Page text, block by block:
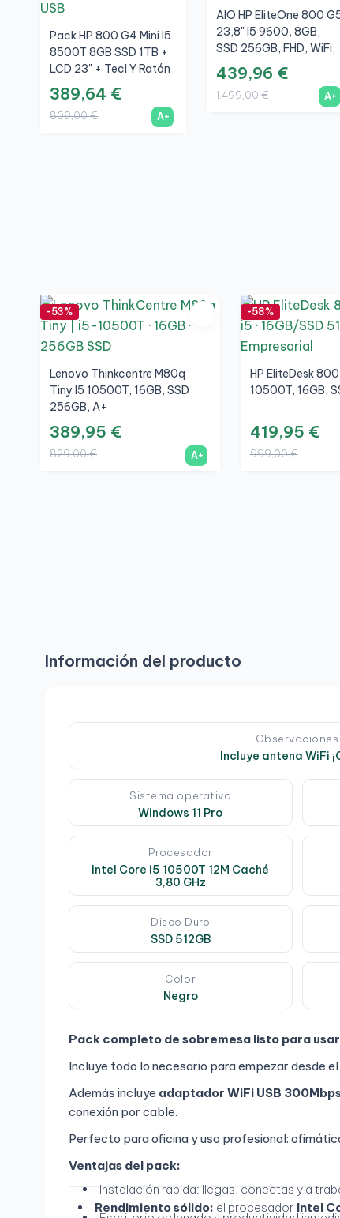
Pack HP 800 G4 Mini I5
8500T 8GB SSD 1TB +
LCD 23" + Tecl Y Ratón
Inalámbrico + WiFi
389,64 €
809,00 € A+
AIO HP EliteOne 800
23,8" I5 9600, 8GB,
SSD 256GB, FHD, WiFi,
A+
439,96 €
1.499,00 € A+
-53%
Lenovo Thinkcentre M80q
Tiny I5 10500T, 16GB, SSD
256GB, A+
389,95 €
829,00 € A+
-58%
HP EliteDesk
10500T, 16GB,
419,95 €
999,00 €
Información del producto
Observaciones
Incluye antena WiFi
Sistema operativo
Windows 11 Pro
Procesador
Intel Core i5 10500T 12M Caché
3,80 GHz
Disco Duro
SSD 512GB
Color
Negro
Pack completo de sobremesa listo para
Incluye todo lo necesario para empezar desde
Además incluye adaptador WiFi USB
conexión por cable.
Perfecto para oficina y uso profesional:
Ventajas del pack:
Instalación rápida: llegas, conectas y a
Rendimiento sólido: el procesador Intel